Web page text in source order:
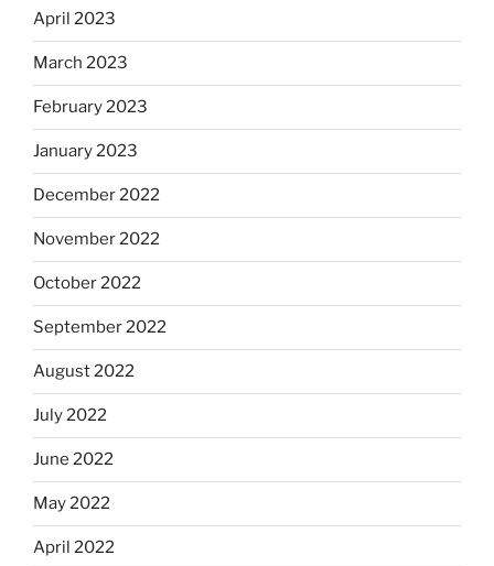
April 2023
March 2023
February 2023
January 2023
December 2022
November 2022
October 2022
September 2022
August 2022
July 2022
June 2022
May 2022
April 2022